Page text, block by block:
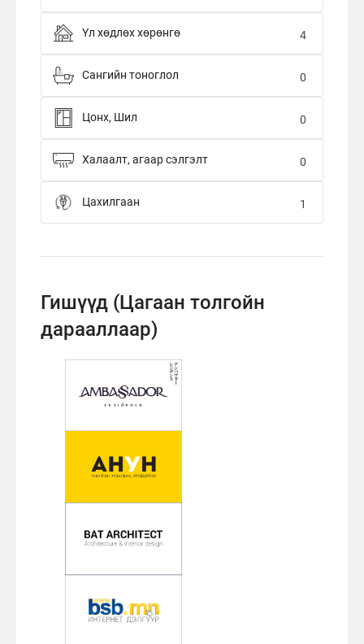
4
Үл хөдлөх хөрөнгө
0
Сангийн тоноглол
0
Цонх, Шил
0
Халаалт, агаар сэлгэлт
1
Цахилгаан
Гишүүд (Цагаан толгойн
дарааллаар)